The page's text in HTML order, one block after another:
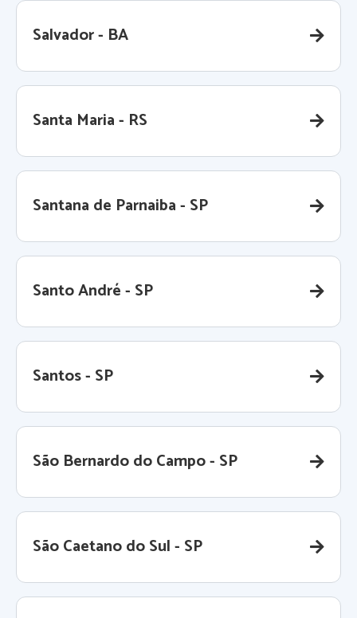
Salvador - BA
Santa Maria - RS
Santana de Parnaiba - SP
Santo André - SP
Santos - SP
São Bernardo do Campo - SP
São Caetano do Sul - SP